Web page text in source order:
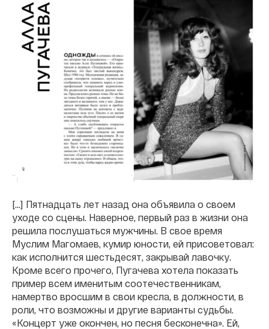
[…] Пятнадцать лет назад она объявила о своем
уходе со сцены. Наверное, первый раз в жизни она
решила послушаться мужчины. В свое время
Муслим Магомаев, кумир юности, ей присоветовал:
как исполнится шестьдесят, закрывай лавочку.
Кроме всего прочего, Пугачева хотела показать
пример всем именитым соотечественникам,
намертво вросшим в свои кресла, в должности, в
роли, что возможны и другие варианты судьбы.
«Концерт уже окончен, но песня бесконечна». Ей,